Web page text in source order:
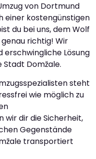
von Dortmund
einer kostengünstigen
du bei uns, dem Wolf
richtig! Wir
erschwingliche Lösung
Stadt Domžale.
steht
wie möglich zu
dir die Sicherheit,
Gegenstände
transportiert